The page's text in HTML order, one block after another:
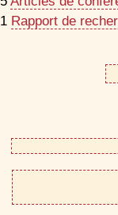
1 Rapport de